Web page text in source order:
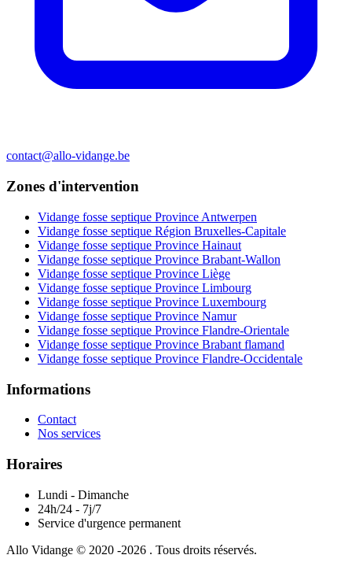
contact@allo-vidange.be
Zones d'intervention
Vidange fosse septique Province Antwerpen
Vidange fosse septique Région Bruxelles-Capitale
Vidange fosse septique Province Hainaut
Vidange fosse septique Province Brabant-Wallon
Vidange fosse septique Province Liège
Vidange fosse septique Province Limbourg
Vidange fosse septique Province Luxembourg
Vidange fosse septique Province Namur
Vidange fosse septique Province Flandre-Orientale
Vidange fosse septique Province Brabant flamand
Vidange fosse septique Province Flandre-Occidentale
Informations
Contact
Nos services
Horaires
Lundi - Dimanche
24h/24 - 7j/7
Service d'urgence permanent
Allo Vidange © 2020 -2026 . Tous droits réservés.